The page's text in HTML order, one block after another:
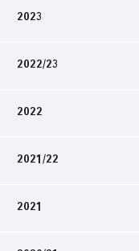
2023
2022/23
2022
2021/22
2021